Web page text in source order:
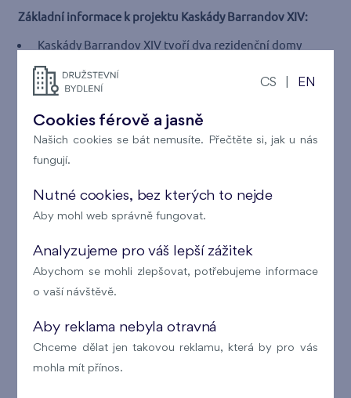
Základní informace k projektu Kaskády Barrandov XIV:
Kaskády Barrandov XIV tvoří dva rezidenční domy
Celkový počet nových bytů v této etapě je 138 o
dispozicích 1+kk (od 22 m2) až po prostornější 4+kk (do
113 m2)
Nadstandardní záruka 3 roky
Energetická náročnost B
Garážová stání přímo pod domem
CS EN
Cookies férově a jasně
Našich cookies se bát nemusíte. Přečtěte si, jak u nás
fungují.
Nutné cookies, bez kterých to nejde
Aby mohl web správně fungovat.
Analyzujeme pro váš lepší zážitek
Abychom se mohli zlepšovat, potřebujeme informace
o vaší návštěvě.
Aby reklama nebyla otravná
Chceme dělat jen takovou reklamu, která by pro vás
mohla mít přínos.